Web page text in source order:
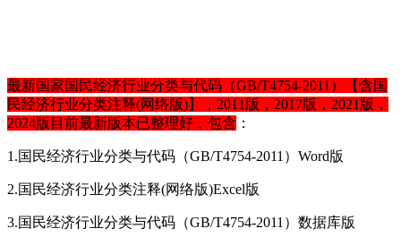
最新国家国民经济行业分类与代码（GB/T4754-2011）【含国
民经济行业分类注释(网络版)】， 2011版， 2017版， 2021版，
2024版目前最新版本已整理好，包含 ：
1.国民经济行业分类与代码（GB/T4754-2011）Word版
2.国民经济行业分类注释(网络版)Excel版
3.国民经济行业分类与代码（GB/T4754-2011）数据库版